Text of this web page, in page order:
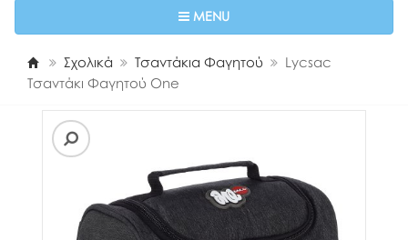
MENUToggle navigation
Σχολικά Τσαντάκια Φαγητού
Lycsac
Τσαντάκι Φαγητού One